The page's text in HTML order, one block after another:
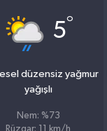
5°
düzensiz yağmur
yağışlı
Nem: %73
Rüzgar: 11 km/h